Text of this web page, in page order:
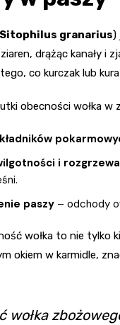
Sitophilus granarius)
drążąc kanały i
co kurczak lub
obecności wołka w
i
paszy – odchody
wołka to nie tylko
okiem w karmidle,
wołka